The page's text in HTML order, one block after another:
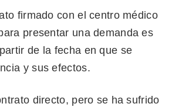
firmado con el centro médico
presentar una demanda es
de la fecha en que se
y sus efectos.
directo, pero se ha sufrido